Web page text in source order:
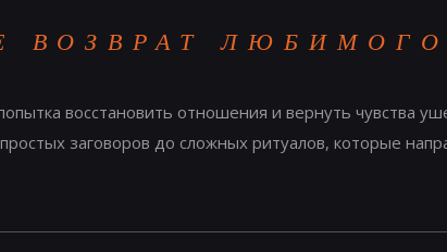
ВОЗВРАТ
восстановить отношения и вернуть чувства
заговоров до сложных ритуалов, которые